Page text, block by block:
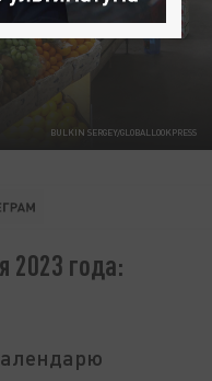
BULKIN SERGEY/GLOBALLOOKPRESS
2023 года: